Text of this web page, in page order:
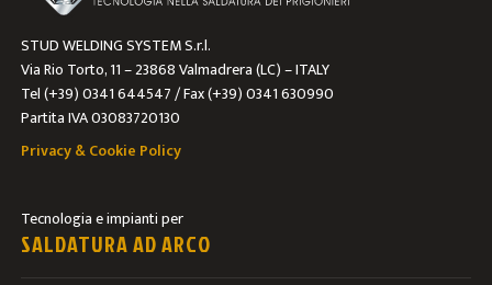
STUD WELDING SYSTEM S.r.l.
Via Rio Torto, 11 – 23868 Valmadrera (LC) – ITALY
Tel (+39) 0341 644547 / Fax (+39) 0341 630990
Partita IVA 03083720130
Privacy & Cookie Policy
Tecnologia e impianti per
SALDATURA AD ARCO